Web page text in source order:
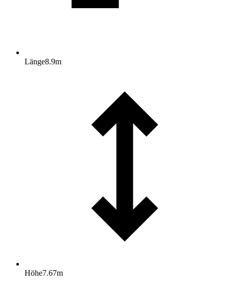
Länge8.9m
Höhe7.67m